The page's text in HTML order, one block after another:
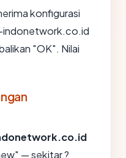
konfigurasi
indonetwork.co.id
"OK". Nilai
— sekitar ?